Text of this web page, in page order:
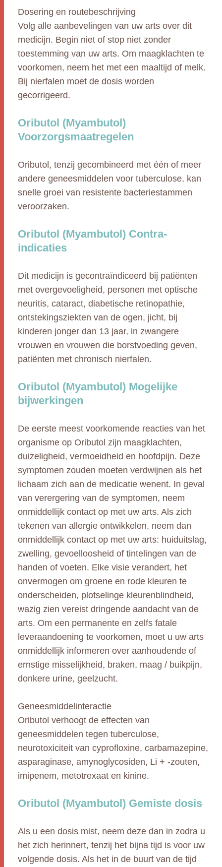
Dosering en routebeschrijving
Volg alle aanbevelingen van uw arts over dit
medicijn. Begin niet of stop niet zonder
toestemming van uw arts. Om maagklachten te
voorkomen, neem het met een maaltijd of melk.
Bij nierfalen moet de dosis worden
gecorrigeerd.
Oributol (Myambutol)
Voorzorgsmaatregelen
Oributol, tenzij gecombineerd met één of meer
andere geneesmiddelen voor tuberculose, kan
snelle groei van resistente bacteriestammen
veroorzaken.
Oributol (Myambutol) Contra-
indicaties
Dit medicijn is gecontraïndiceerd bij patiënten
met overgevoeligheid, personen met optische
neuritis, cataract, diabetische retinopathie,
ontstekingsziekten van de ogen, jicht, bij
kinderen jonger dan 13 jaar, in zwangere
vrouwen en vrouwen die borstvoeding geven,
patiënten met chronisch nierfalen.
Oributol (Myambutol) Mogelijke
bijwerkingen
De eerste meest voorkomende reacties van het
organisme op Oributol zijn maagklachten,
duizeligheid, vermoeidheid en hoofdpijn. Deze
symptomen zouden moeten verdwijnen als het
lichaam zich aan de medicatie wenent. In geval
van verergering van de symptomen, neem
onmiddellijk contact op met uw arts. Als zich
tekenen van allergie ontwikkelen, neem dan
onmiddellijk contact op met uw arts: huiduitslag,
zwelling, gevoelloosheid of tintelingen van de
handen of voeten. Elke visie verandert, het
onvermogen om groene en rode kleuren te
onderscheiden, plotselinge kleurenblindheid,
wazig zien vereist dringende aandacht van de
arts. Om een permanente en zelfs fatale
leveraandoening te voorkomen, moet u uw arts
onmiddellijk informeren over aanhoudende of
ernstige misselijkheid, braken, maag / buikpijn,
donkere urine, geelzucht.
Geneesmiddelinteractie
Oributol verhoogt de effecten van
geneesmiddelen tegen tuberculose,
neurotoxiciteit van cyprofloxine, carbamazepine,
asparaginase, amynoglycosiden, Li + -zouten,
imipenem, metotrexaat en kinine.
Oributol (Myambutol) Gemiste dosis
Als u een dosis mist, neem deze dan in zodra u
het zich herinnert, tenzij het bijna tijd is voor uw
volgende dosis. Als het in de buurt van de tijd